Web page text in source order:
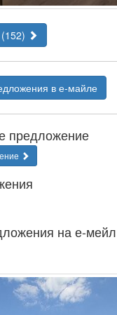
в е-майле
предложение
на е-мейл